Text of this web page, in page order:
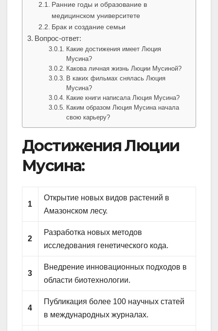
Ранние годы и образование в
медицинском университете
Брак и создание семьи
Вопрос-ответ:
Какие достижения имеет Люция
Мусина?
Какова личная жизнь Люции Мусиной?
В каких фильмах снялась Люция
Мусина?
Какие книги написала Люция Мусина?
Каким образом Люция Мусина начала
свою карьеру?
Достижения Люции
Мусина:
1
Открытие новых видов растений в
Амазонском лесу.
2
Разработка новых методов
исследования генетического кода.
3
Внедрение инновационных подходов в
области биотехнологии.
4
Публикация более 100 научных статей
в международных журналах.